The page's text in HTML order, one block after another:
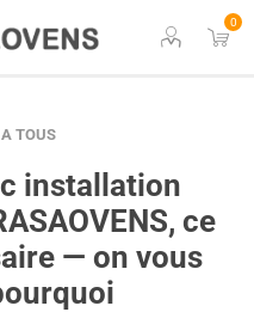
0
TOUS
installation
ce
— on vous